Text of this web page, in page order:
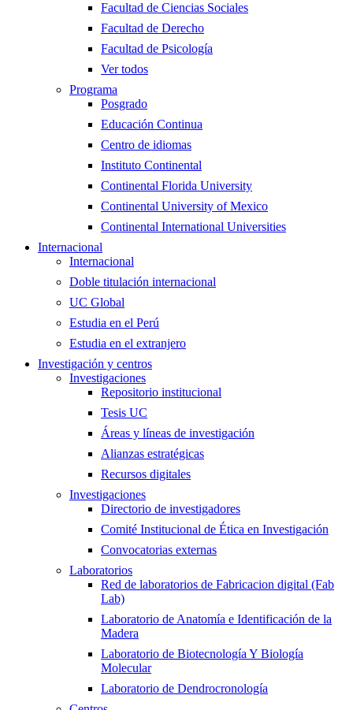
Facultad de Ciencias Sociales
Facultad de Derecho
Facultad de Psicología
Ver todos
Programa
Posgrado
Educación Continua
Centro de idiomas
Instituto Continental
Continental Florida University
Continental University of Mexico
Continental International Universities
Internacional
Internacional
Doble titulación internacional
UC Global
Estudia en el Perú
Estudia en el extranjero
Investigación y centros
Investigaciones
Repositorio institucional
Tesis UC
Áreas y líneas de investigación
Alianzas estratégicas
Recursos digitales
Investigaciones
Directorio de investigadores
Comité Institucional de Ética en Investigación
Convocatorias externas
Laboratorios
Red de laboratorios de Fabricacion digital (Fab
Lab)
Laboratorio de Anatomía e Identificación de la
Madera
Laboratorio de Biotecnología Y Biología
Molecular
Laboratorio de Dendrocronología